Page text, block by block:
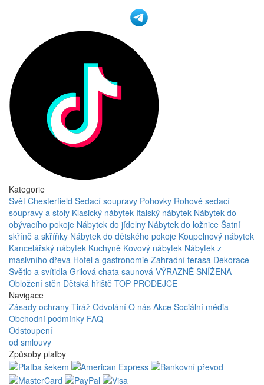
Kategorie
Svět Chesterfield Sedací soupravy Pohovky Rohové sedací
soupravy a stoly Klasický nábytek Italský nábytek Nábytek do
obývacího pokoje Nábytek do jídelny Nábytek do ložnice Šatní
skříně a skříňky Nábytek do dětského pokoje Koupelnový nábytek
Kancelářský nábytek Kuchyně Kovový nábytek Nábytek z
masivního dřeva Hotel a gastronomie Zahradní terasa Dekorace
Světlo a svítidla Grilová chata saunová VÝRAZNĚ SNÍŽENA
Obložení stěn Dětská hřiště TOP PRODEJCE
Navigace
Zásady ochrany Tiráž Odvolání O nás Akce Sociální média
Obchodní podmínky FAQ
Odstoupení
od smlouvy
Způsoby platby